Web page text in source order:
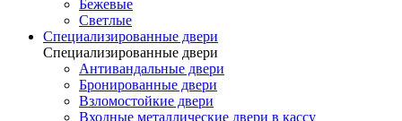
Бежевые
Светлые
Специализированные двери
Специализированные двери
Антивандальные двери
Бронированные двери
Взломостойкие двери
Входные металлические двери в кассу